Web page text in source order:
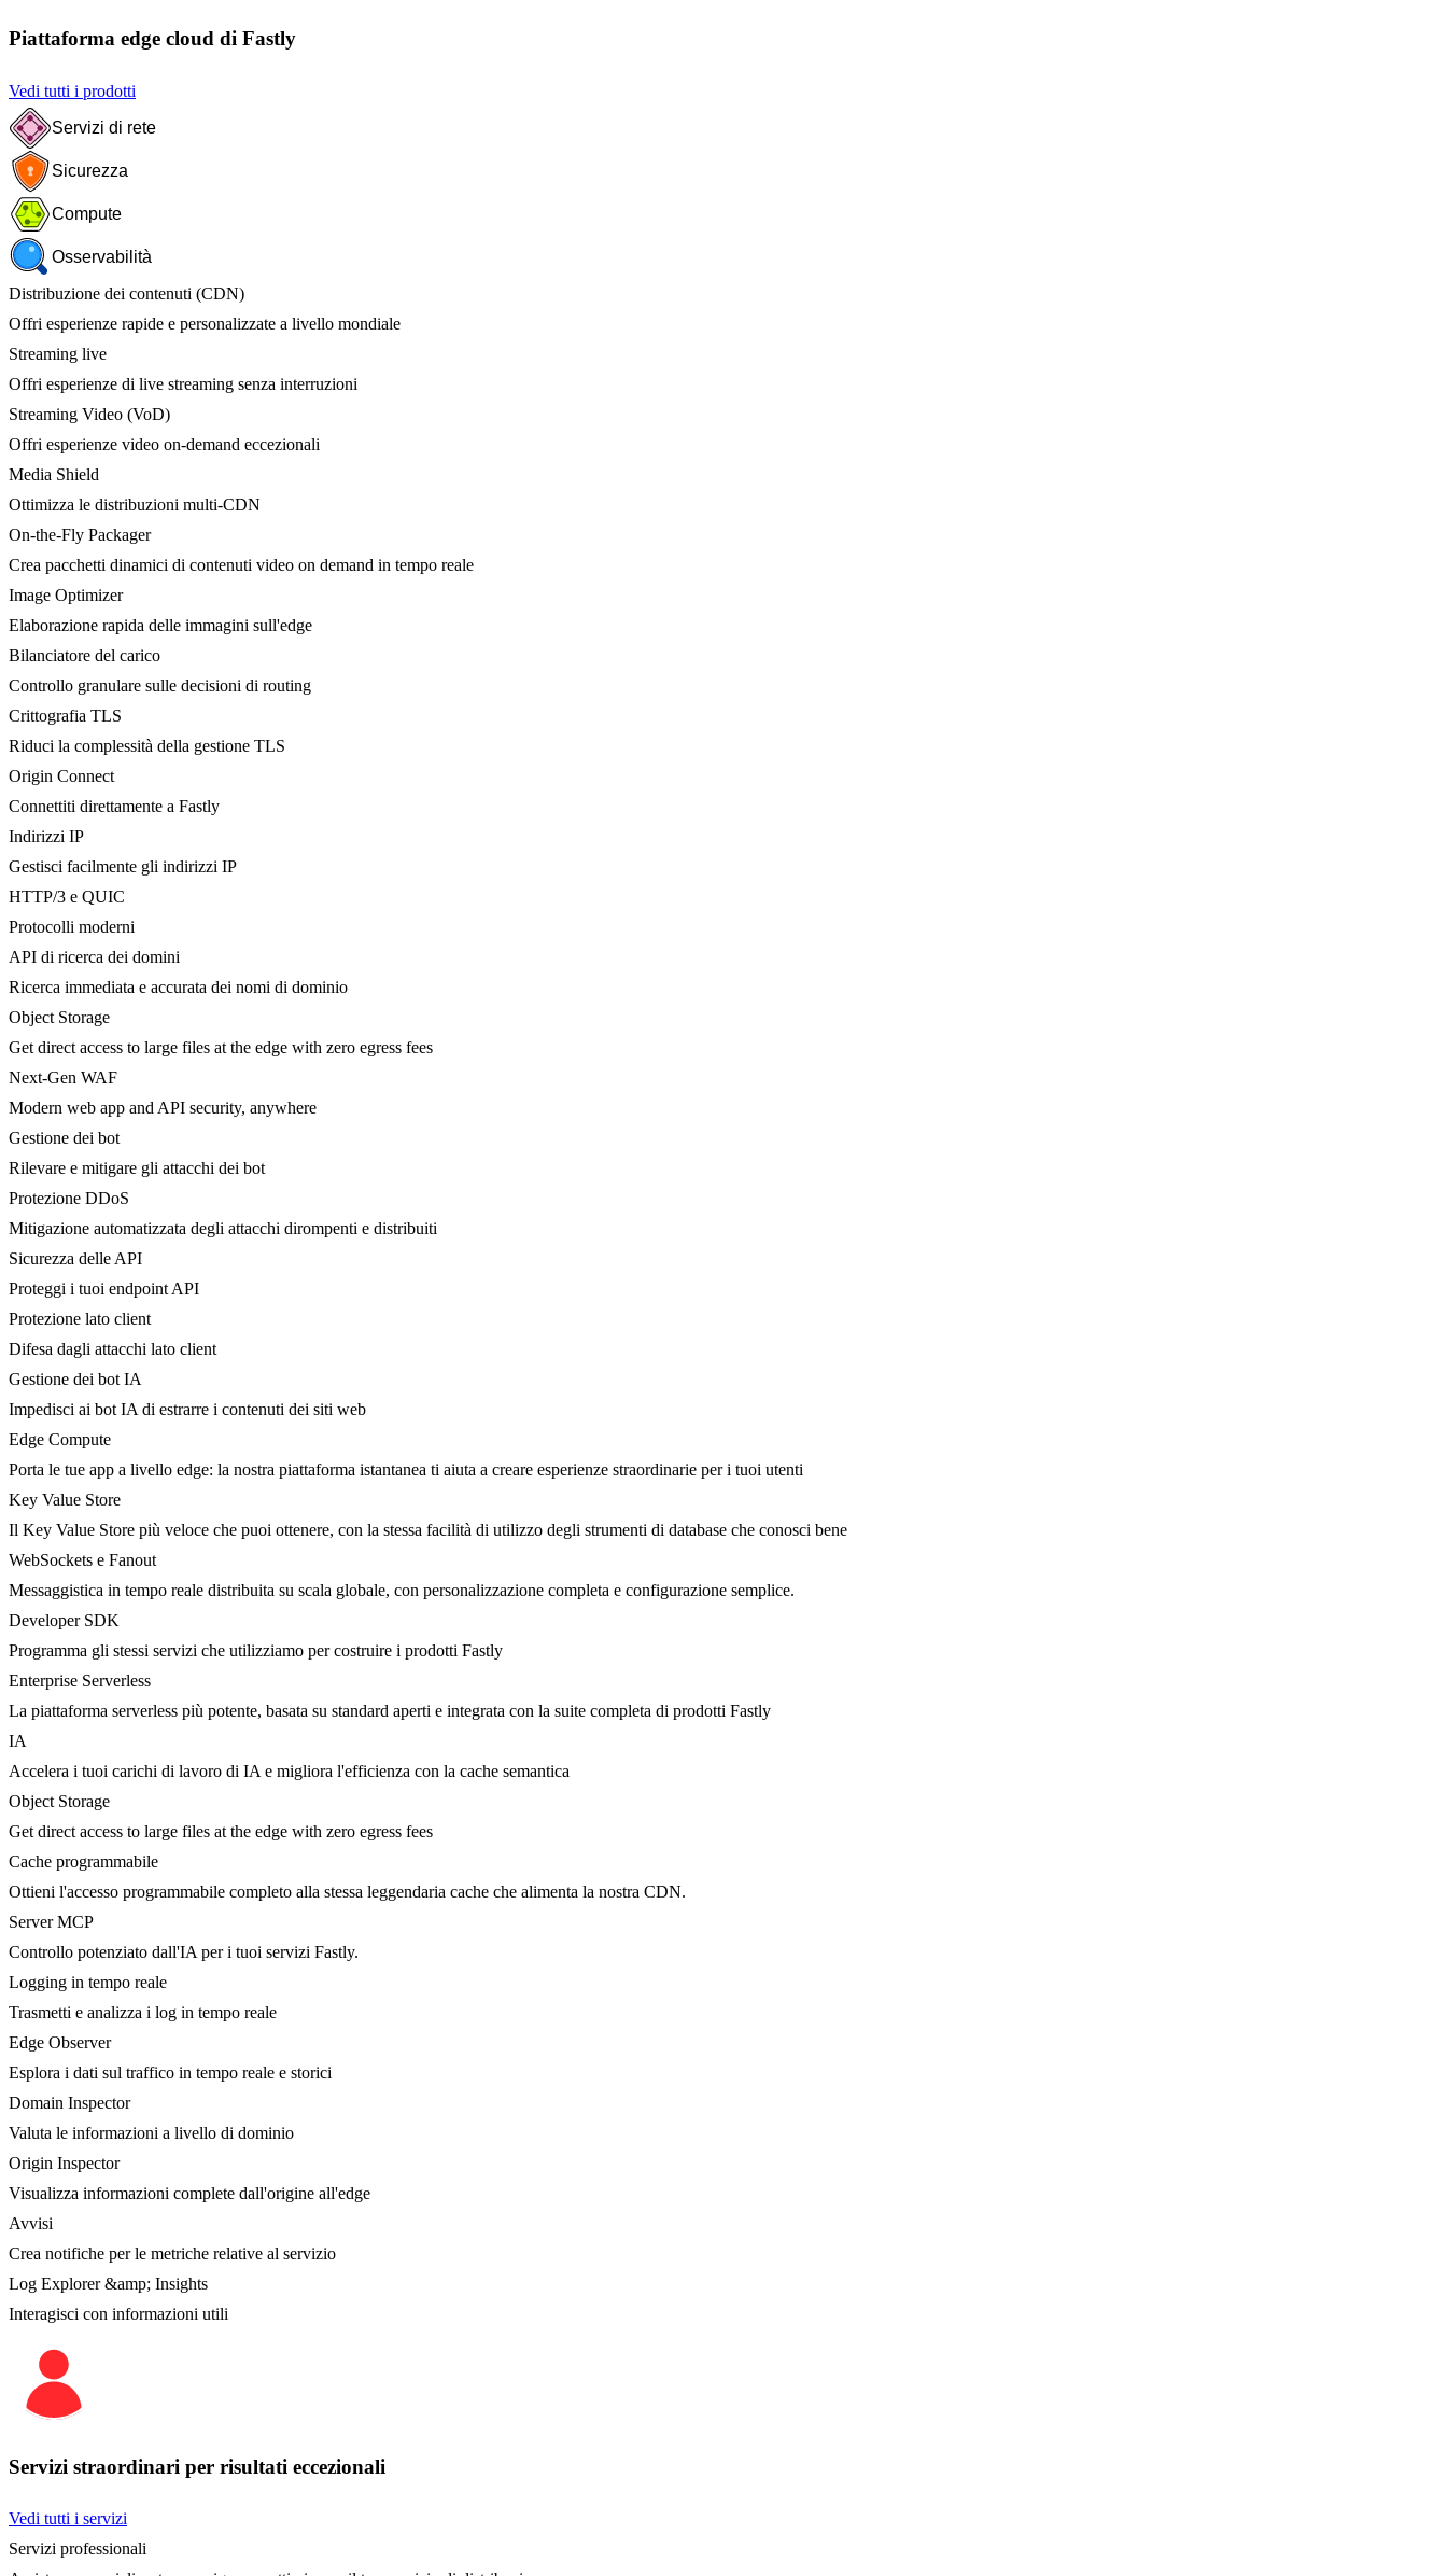
Piattaforma edge cloud di Fastly
Vedi tutti i prodotti
Servizi di rete
Sicurezza
Compute
Osservabilità
Distribuzione dei contenuti (CDN)
Offri esperienze rapide e personalizzate a livello mondiale
Streaming live
Offri esperienze di live streaming senza interruzioni
Streaming Video (VoD)
Offri esperienze video on-demand eccezionali
Media Shield
Ottimizza le distribuzioni multi-CDN
On-the-Fly Packager
Crea pacchetti dinamici di contenuti video on demand in tempo reale
Image Optimizer
Elaborazione rapida delle immagini sull'edge
Bilanciatore del carico
Controllo granulare sulle decisioni di routing
Crittografia TLS
Riduci la complessità della gestione TLS
Origin Connect
Connettiti direttamente a Fastly
Indirizzi IP
Gestisci facilmente gli indirizzi IP
HTTP/3 e QUIC
Protocolli moderni
API di ricerca dei domini
Ricerca immediata e accurata dei nomi di dominio
Object Storage
Get direct access to large files at the edge with zero egress fees
Next-Gen WAF
Modern web app and API security, anywhere
Gestione dei bot
Rilevare e mitigare gli attacchi dei bot
Protezione DDoS
Mitigazione automatizzata degli attacchi dirompenti e distribuiti
Sicurezza delle API
Proteggi i tuoi endpoint API
Protezione lato client
Difesa dagli attacchi lato client
Gestione dei bot IA
Impedisci ai bot IA di estrarre i contenuti dei siti web
Edge Compute
Porta le tue app a livello edge: la nostra piattaforma istantanea ti aiuta a creare esperienze straordinarie per i tuoi utenti
Key Value Store
Il Key Value Store più veloce che puoi ottenere, con la stessa facilità di utilizzo degli strumenti di database che conosci bene
WebSockets e Fanout
Messaggistica in tempo reale distribuita su scala globale, con personalizzazione completa e configurazione semplice.
Developer SDK
Programma gli stessi servizi che utilizziamo per costruire i prodotti Fastly
Enterprise Serverless
La piattaforma serverless più potente, basata su standard aperti e integrata con la suite completa di prodotti Fastly
IA
Accelera i tuoi carichi di lavoro di IA e migliora l'efficienza con la cache semantica
Object Storage
Get direct access to large files at the edge with zero egress fees
Cache programmabile
Ottieni l'accesso programmabile completo alla stessa leggendaria cache che alimenta la nostra CDN.
Server MCP
Controllo potenziato dall'IA per i tuoi servizi Fastly.
Logging in tempo reale
Trasmetti e analizza i log in tempo reale
Edge Observer
Esplora i dati sul traffico in tempo reale e storici
Domain Inspector
Valuta le informazioni a livello di dominio
Origin Inspector
Visualizza informazioni complete dall'origine all'edge
Avvisi
Crea notifiche per le metriche relative al servizio
Log Explorer &amp; Insights
Interagisci con informazioni utili
Servizi straordinari per risultati eccezionali
Vedi tutti i servizi
Servizi professionali